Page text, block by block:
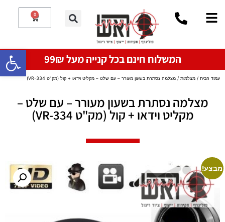
פתח
0
המשלוח חינם בכל קנייה מעל 99₪
עמוד הבית / מצלמות / מצלמה נסתרת בשעון מעורר – עם שלט – מקליט וידאו + קול (מק"ט VR-334)
מצלמה נסתרת בשעון מעורר – עם שלט –
מקליט וידאו + קול (מק"ט VR-334)
מבצע!